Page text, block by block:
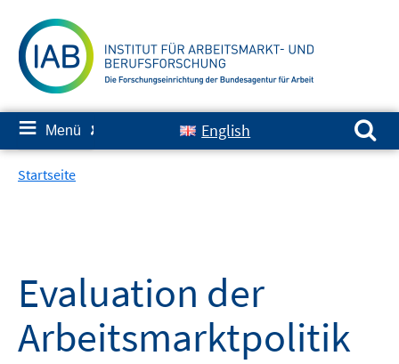
zum
Inhalt
≡ Menü ✘ English
Suchen nach:
Startseite
Evaluation der
Arbeitsmarktpolitik